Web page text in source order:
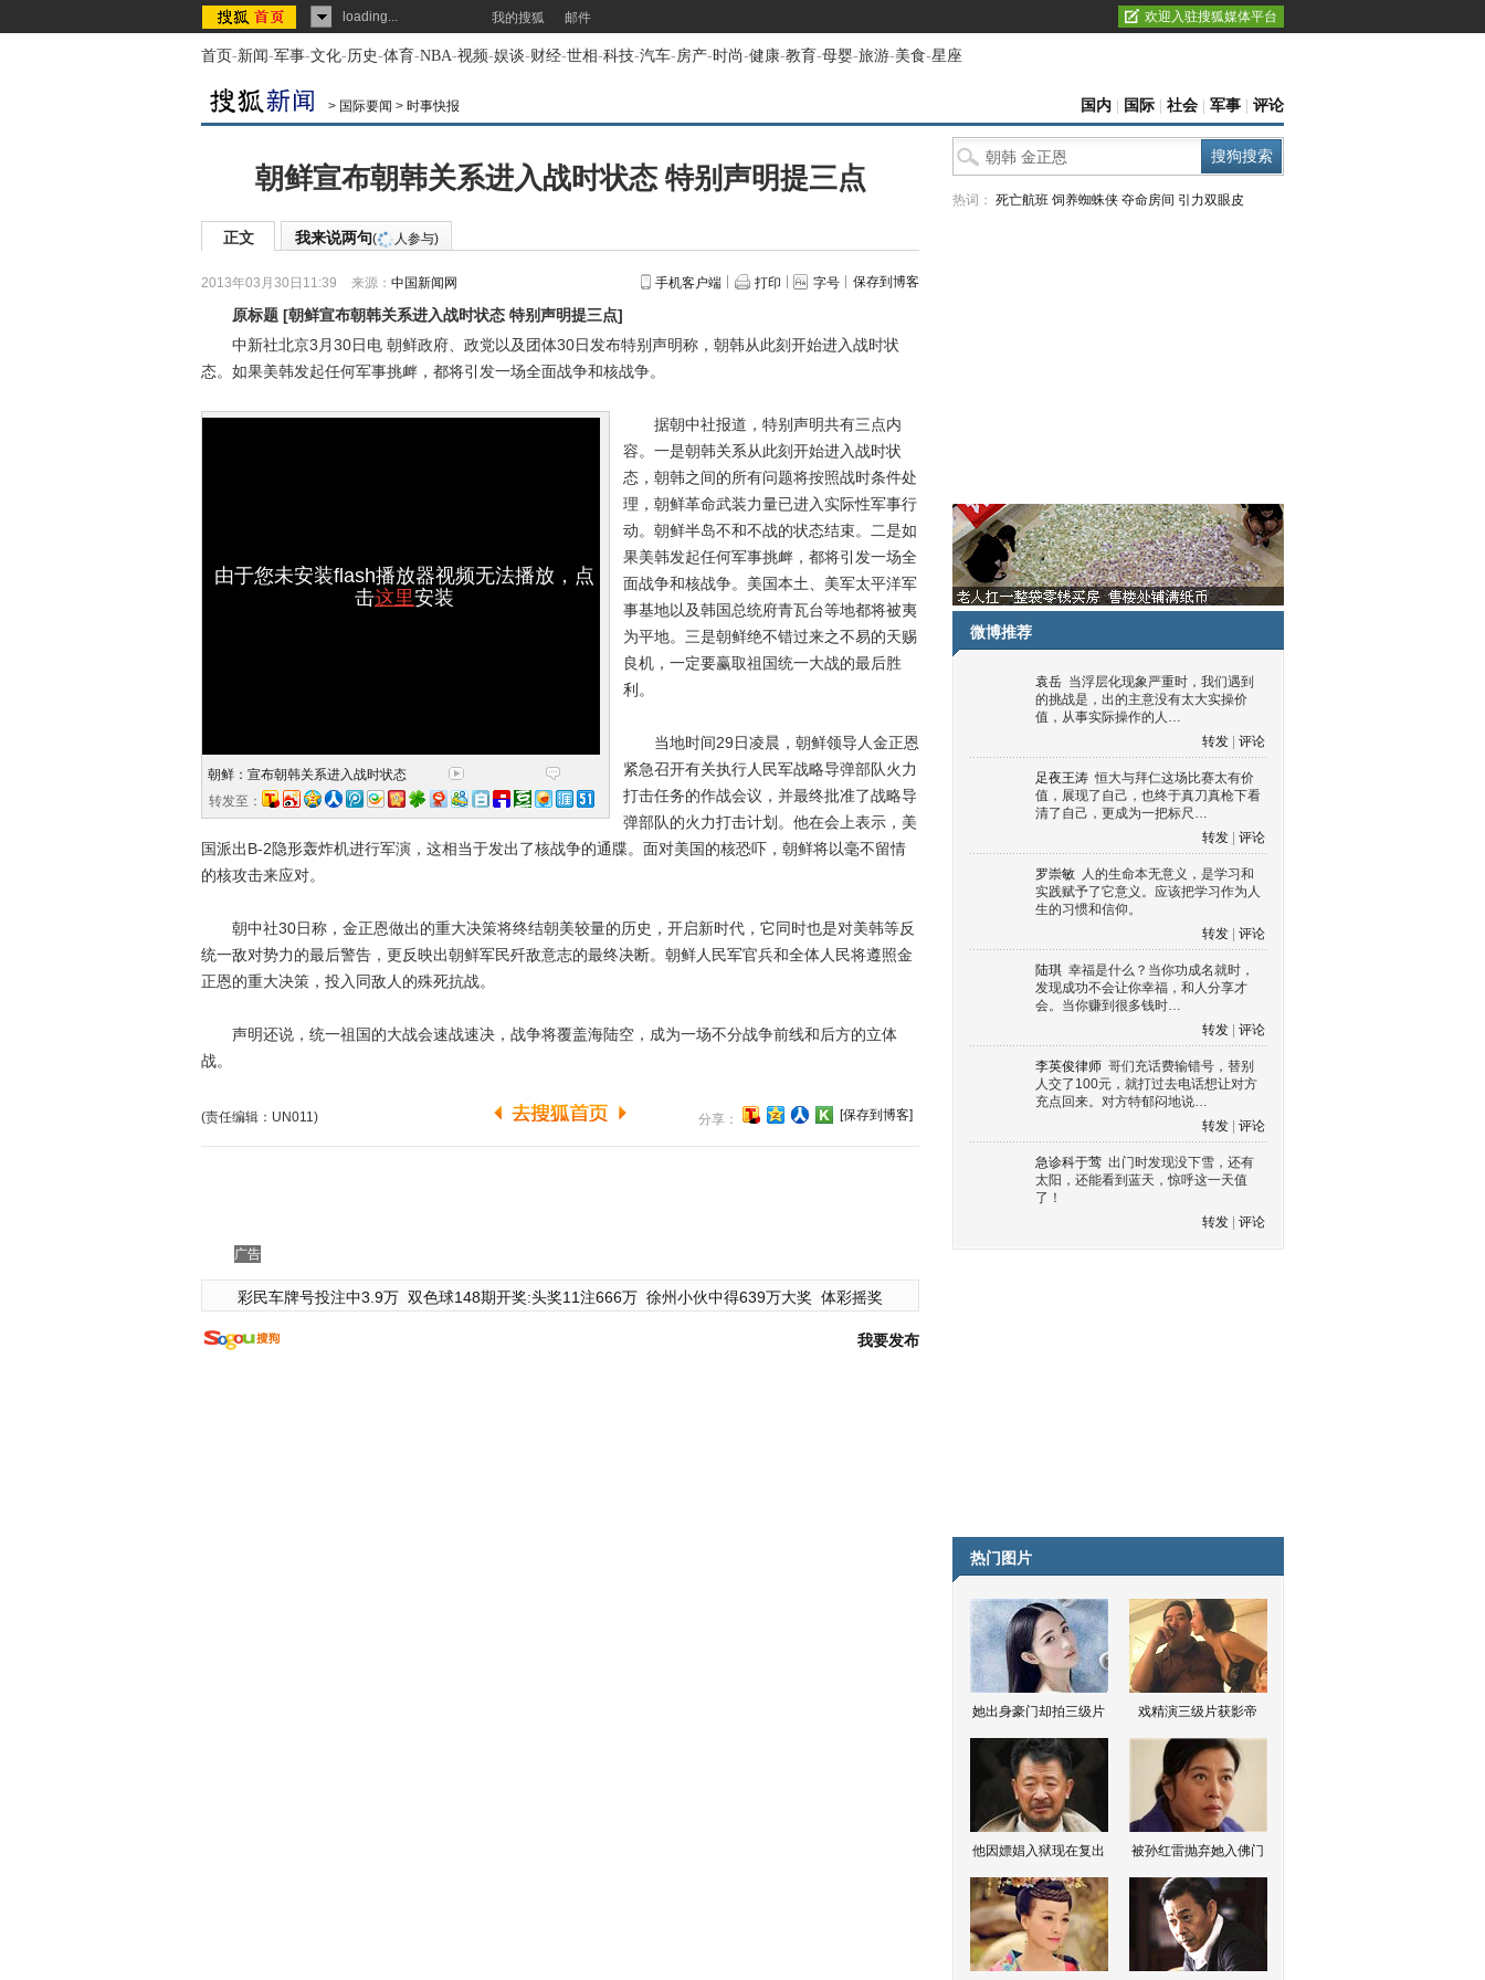
loading... 我的搜狐 邮件 欢迎入驻搜狐媒体平台
首页-新闻-军事-文化-历史-体育-NBA-视频-娱谈-财经-世相-科技-汽车-房产-时尚-健康-教育-母婴-旅游-美食-星座
> 国际要闻 > 时事快报 国内 国际 社会 军事 评论
朝鲜宣布朝韩关系进入战时状态 特别声明提三点
正文 我来说两句( 人参与)
2013年03月30日11:39 来源： 中国新闻网 手机客户端 打印 字号 保存到博客
原标题 [朝鲜宣布朝韩关系进入战时状态 特别声明提三点]
中新社北京3月30日电 朝鲜政府、政党以及团体30日发布特别声明称，朝韩从此刻开始进入战时状
态。如果美韩发起任何军事挑衅，都将引发一场全面战争和核战争。
由于您未安装flash播放器视频无法播放，点
击这里安装
朝鲜：宣布朝韩关系进入战时状态
转发至：
据朝中社报道，特别声明共有三点内
容。一是朝韩关系从此刻开始进入战时状
态，朝韩之间的所有问题将按照战时条件处
理，朝鲜革命武装力量已进入实际性军事行
动。朝鲜半岛不和不战的状态结束。二是如
果美韩发起任何军事挑衅，都将引发一场全
面战争和核战争。美国本土、美军太平洋军
事基地以及韩国总统府青瓦台等地都将被夷
为平地。三是朝鲜绝不错过来之不易的天赐
良机，一定要赢取祖国统一大战的最后胜
利。
当地时间29日凌晨，朝鲜领导人金正恩
紧急召开有关执行人民军战略导弹部队火力
打击任务的作战会议，并最终批准了战略导
弹部队的火力打击计划。他在会上表示，美
国派出B-2隐形轰炸机进行军演，这相当于发出了核战争的通牒。面对美国的核恐吓，朝鲜将以毫不留情
的核攻击来应对。
朝中社30日称，金正恩做出的重大决策将终结朝美较量的历史，开启新时代，它同时也是对美韩等反
统一敌对势力的最后警告，更反映出朝鲜军民歼敌意志的最终决断。朝鲜人民军官兵和全体人民将遵照金
正恩的重大决策，投入同敌人的殊死抗战。
声明还说，统一祖国的大战会速战速决，战争将覆盖海陆空，成为一场不分战争前线和后方的立体
战。
(责任编辑：UN011) 分享： [保存到博客]
广告
彩民车牌号投注中3.9万 双色球148期开奖:头奖11注666万 徐州小伙中得639万大奖 体彩摇奖
我要发布
热词： 死亡航班 饲养蜘蛛侠 夺命房间 引力双眼皮
微博推荐
袁岳 当浮层化现象严重时，我们遇到
的挑战是，出的主意没有太大实操价
值，从事实际操作的人…
转发
评论
足夜王涛 恒大与拜仁这场比赛太有价
值，展现了自己，也终于真刀真枪下看
清了自己，更成为一把标尺…
转发
评论
罗崇敏 人的生命本无意义，是学习和
实践赋予了它意义。应该把学习作为人
生的习惯和信仰。
转发
评论
陆琪 幸福是什么？当你功成名就时，
发现成功不会让你幸福，和人分享才
会。当你赚到很多钱时…
转发
评论
李英俊律师 哥们充话费输错号，替别
人交了100元，就打过去电话想让对方
充点回来。对方特郁闷地说…
转发
评论
急诊科于莺 出门时发现没下雪，还有
太阳，还能看到蓝天，惊呼这一天值
了！
转发
评论
热门图片
她出身豪门却拍三级片 戏精演三级片获影帝
他因嫖娼入狱现在复出 被孙红雷抛弃她入佛门